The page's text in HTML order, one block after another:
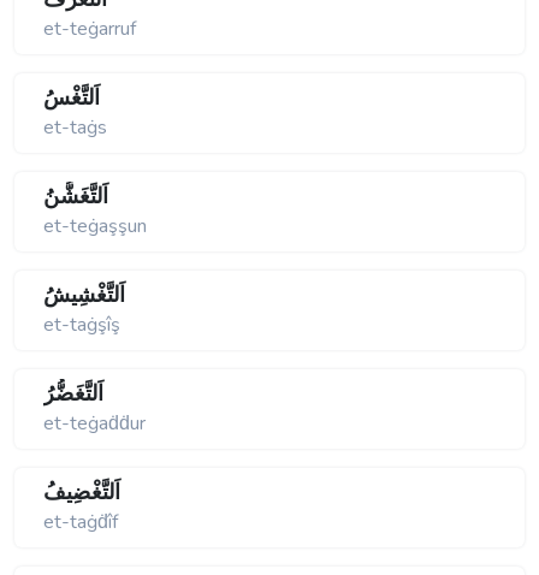
et-teġarruf
اَلتَّغْسُ
et-taġs
اَلتَّغَشُّنُ
et-teġaşşun
اَلتَّغْشِيشُ
et-taġşîş
اَلتَّغَضُّرُ
et-teġaḋḋur
اَلتَّغْضِيفُ
et-taġḋîf